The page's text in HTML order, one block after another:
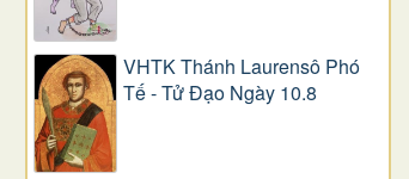
VHTK Thánh Laurensô Phó
Tế - Tử Đạo Ngày 10.8